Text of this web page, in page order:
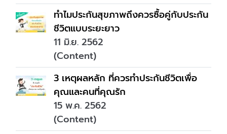
ทำไมประกันสุขภาพถึงควรซื้อคู่กับประกัน
ชีวิตแบบระยะยาว
11 มิ.ย. 2562
(Content)
3 เหตุผลหลัก ที่ควรทำประกันชีวิตเพื่อ
คุณและคนที่คุณรัก
15 พ.ค. 2562
(Content)